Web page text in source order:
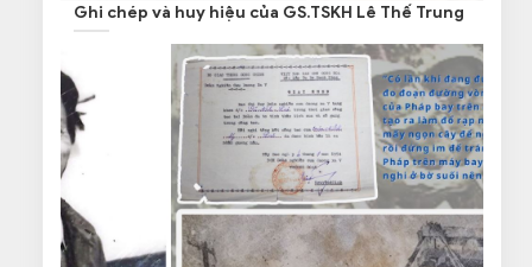
Ghi chép và huy hiệu của GS.TSKH Lê Thế Trung